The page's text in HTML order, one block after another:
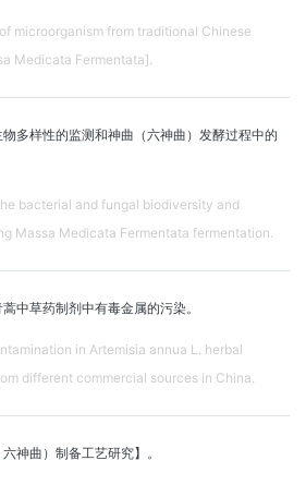
microorganism from traditional Chinese
Medicata Fermentata].
多样性的监测和神曲（六神曲）发酵过程中的
bacterial and fungal biodiversity and
Massa Medicata Fermentata fermentation.
中草药制剂中有毒金属的污染。
in Artemisia annua L. herbal
different commercial sources in China.
六神曲）制备工艺研究】。